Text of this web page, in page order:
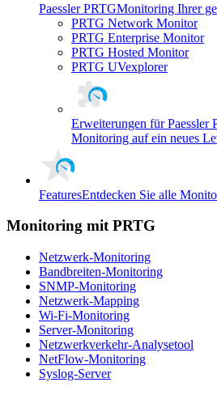
Paessler PRTGMonitoring Ihrer
PRTG Network Monitor
PRTG Enterprise Monitor
PRTG Hosted Monitor
PRTG UVexplorer
Erweiterungen für Paessler
Monitoring auf ein neues
FeaturesEntdecken Sie alle
Monitoring mit PRTG
Netzwerk-Monitoring
Bandbreiten-Monitoring
SNMP-Monitoring
Netzwerk-Mapping
Wi-Fi-Monitoring
Server-Monitoring
Netzwerkverkehr-Analysetool
NetFlow-Monitoring
Syslog-Server